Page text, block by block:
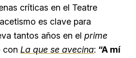
críticas en el Teatre
es clave para
tantos años en el prime
con La que se avecina: “A mí